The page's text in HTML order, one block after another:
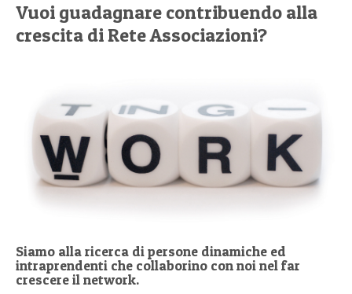
Vuoi guadagnare contribuendo alla
crescita di Rete Associazioni?
Siamo alla ricerca di persone dinamiche ed
intraprendenti che collaborino con noi nel far
crescere il network.